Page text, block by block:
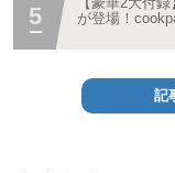
が登場！
記